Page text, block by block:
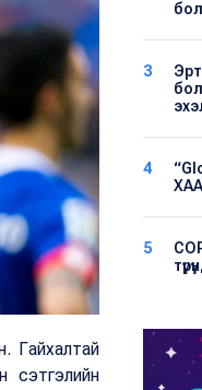
Гайхалтай
3
4
5